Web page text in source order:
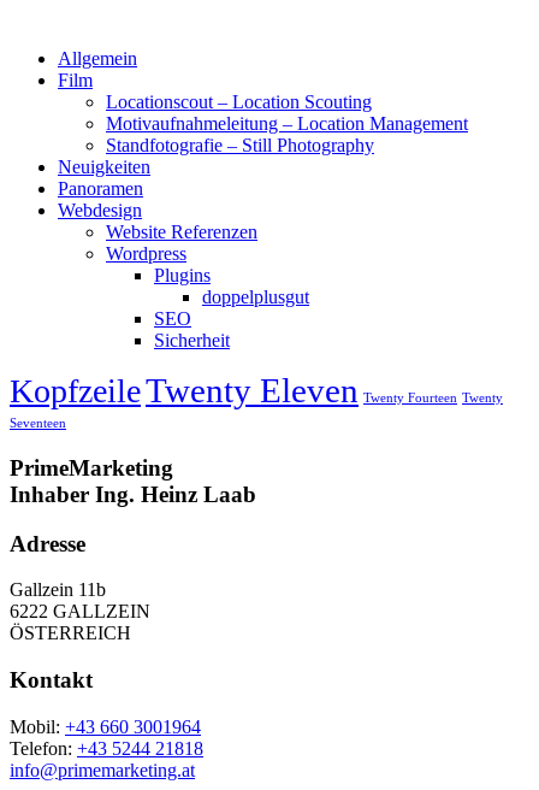
Allgemein
Film
Locationscout – Location Scouting
Motivaufnahmeleitung – Location Management
Standfotografie – Still Photography
Neuigkeiten
Panoramen
Webdesign
Website Referenzen
Wordpress
Plugins
doppelplusgut
SEO
Sicherheit
KopfzeileTwenty Eleven Twenty Fourteen Twenty
Seventeen
PrimeMarketing
Inhaber Ing. Heinz Laab
Adresse
Gallzein 11b
6222 GALLZEIN
ÖSTERREICH
Kontakt
Mobil: +43 660 3001964
Telefon: +43 5244 21818
info@primemarketing.at